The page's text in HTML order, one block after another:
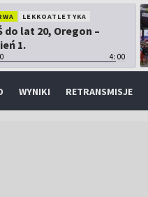
LEKKOATLETYKA
do lat 20, Oregon –
1.
4:00
WYNIKI RETRANSMISJE